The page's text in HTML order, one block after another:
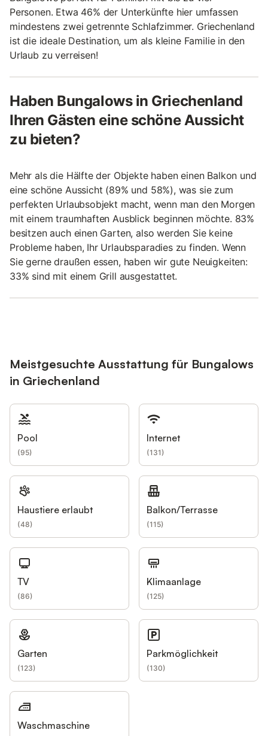
Personen. Etwa 46% der Unterkünfte hier umfassen
mindestens zwei getrennte Schlafzimmer. Griechenland
ist die ideale Destination, um als kleine Familie in den
Urlaub zu verreisen!
Haben Bungalows in Griechenland
Ihren Gästen eine schöne Aussicht
zu bieten?
Mehr als die Hälfte der Objekte haben einen Balkon und
eine schöne Aussicht (89% und 58%), was sie zum
perfekten Urlaubsobjekt macht, wenn man den Morgen
mit einem traumhaften Ausblick beginnen möchte. 83%
besitzen auch einen Garten, also werden Sie keine
Probleme haben, Ihr Urlaubsparadies zu finden. Wenn
Sie gerne draußen essen, haben wir gute Neuigkeiten:
33% sind mit einem Grill ausgestattet.
Meistgesuchte Ausstattung für Bungalows
in Griechenland
Pool
(95)
Internet
(131)
Haustiere erlaubt
(48)
Balkon/Terrasse
(115)
TV
(86)
Klimaanlage
(125)
Garten
(123)
Parkmöglichkeit
(130)
Waschmaschine